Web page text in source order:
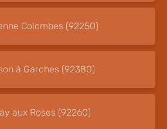
Colombes (92250)
à Garches (92380)
aux Roses (92260)